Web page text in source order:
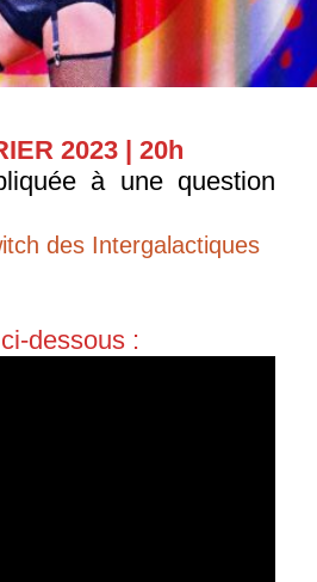
2023 | 20h
à une question
des Intergalactiques
dessous :